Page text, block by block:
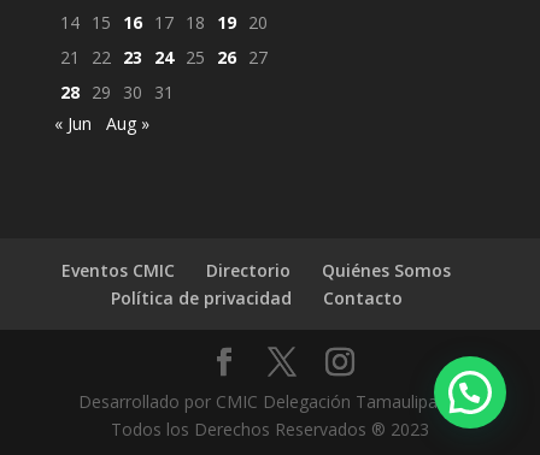
14 15 16 17 18 19 20
21
22 23 24 25 26 27
28 29 30
31
« Jun
Aug »
Eventos CMIC Directorio
Quiénes Somos
Política de privacidad
Contacto
Desarrollado por CMIC Delegación Tamaulipas |
Todos los Derechos Reservados ® 2023